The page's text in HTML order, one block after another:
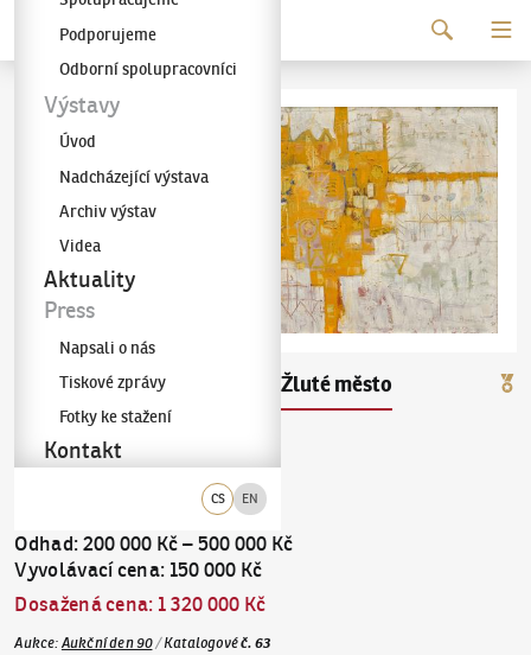
Galerie KODL
CS EN
Podporujeme
Odborní spolupracovníci
Výstavy
Úvod
Nadcházející výstava
Archiv výstav
Videa
Aktuality
Press
Napsali o nás
Tiskové zprávy
Fotky ke stažení
Kontakt
Richard Fremund Žluté město
olej na plátně
30. 12. 1959
Odhad:200 000 Kč–500 000 Kč
Vyvolávací cena: 150 000 Kč
Dosažená cena: 1 320 000 Kč
Aukce: Aukční den 90/Katalogovéč.63